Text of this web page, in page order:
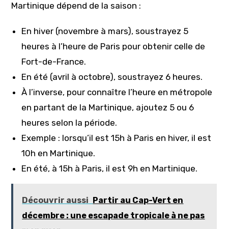
Martinique dépend de la saison :
En hiver (novembre à mars), soustrayez 5
heures à l’heure de Paris pour obtenir celle de
Fort-de-France.
En été (avril à octobre), soustrayez 6 heures.
À l’inverse, pour connaître l’heure en métropole
en partant de la Martinique, ajoutez 5 ou 6
heures selon la période.
Exemple : lorsqu’il est 15h à Paris en hiver, il est
10h en Martinique.
En été, à 15h à Paris, il est 9h en Martinique.
Découvrir aussi
Partir au Cap-Vert en
décembre : une escapade tropicale à ne pas